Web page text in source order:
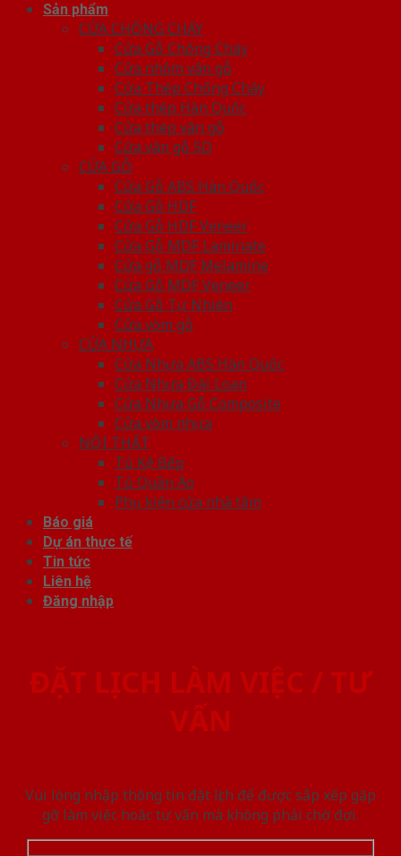
Sản phẩm
CỬA CHỐNG CHÁY
Cửa Gỗ Chống Cháy
Cửa nhôm vân gỗ
Cửa Thép Chống Cháy
Cửa thép Hàn Quốc
Cửa thép vân gỗ
Cửa vân gỗ 5D
CỬA GỖ
Cửa Gỗ ABS Hàn Quốc
Cửa Gỗ HDF
Cửa Gỗ HDF Veneer
Cửa Gỗ MDF Laminate
Cửa gỗ MDF Melamine
Cửa Gỗ MDF Veneer
Cửa Gỗ Tự Nhiên
Cửa vòm gỗ
CỬA NHỰA
Cửa Nhựa ABS Hàn Quốc
Cửa Nhựa Đài Loan
Cửa Nhựa Gỗ Composite
Cửa vòm nhựa
NỘI THẤT
Tủ Kệ Bếp
Tủ Quần Áo
Phụ kiện cửa nhà tắm
Báo giá
Dự án thực tế
Tin tức
Liên hệ
Đăng nhập
ĐẶT LỊCH LÀM VIỆC / TƯ
VẤN
Vui lòng nhập thông tin đặt lịch để được sắp xếp gặp
gỡ làm việc hoăc tư vấn mà không phải chờ đợi.